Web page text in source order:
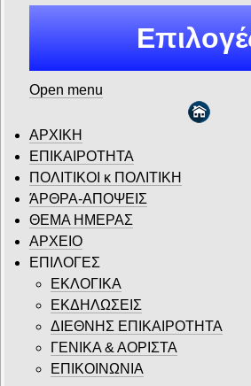
Open menu
ΑΡΧΙΚΗ
ΕΠΙΚΑΙΡΟΤΗΤΑ
ΠΟΛΙΤΙΚΟΙ κ ΠΟΛΙΤΙΚΗ
ΆΡΘΡΑ-ΑΠΟΨΕΙΣ
ΘΕΜΑ ΗΜΕΡΑΣ
ΑΡΧΕΙΟ
ΕΠΙΛΟΓΕΣ
ΕΚΛΟΓΙΚΑ
ΕΚΔΗΛΩΣΕΙΣ
ΔΙΕΘΝΗΣ ΕΠΙΚΑΙΡΟΤΗΤΑ
ΓΕΝΙΚΑ & ΑΟΡΙΣΤΑ
ΕΠΙΚΟΙΝΩΝΙΑ